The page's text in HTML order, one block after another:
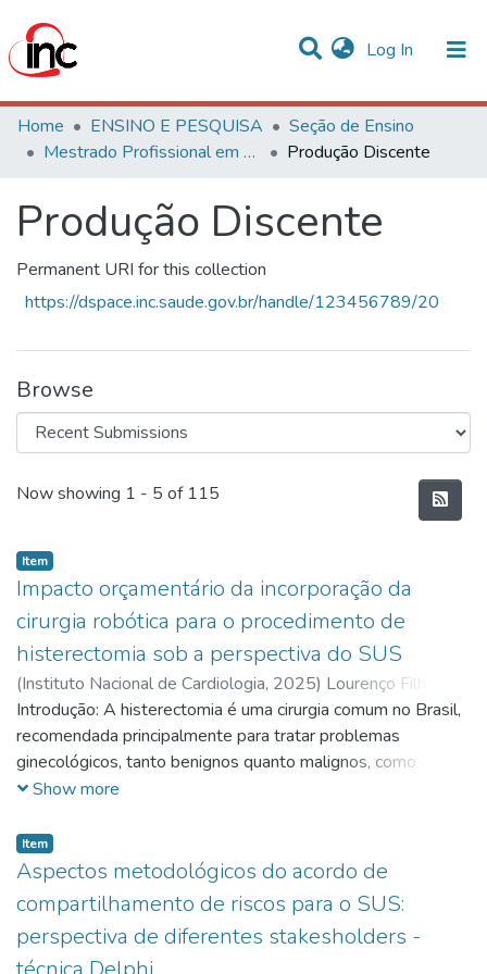
Log In (current)
Communities & Collections
All of DSpace
Home ENSINO E PESQUISA
Seção de Ensino
Mestrado Profissional em Avaliação de Tecnologias em Saúde
Produção Discente
Produção Discente
Permanent URI for this collection
https://dspace.inc.saude.gov.br/handle/123456789/20
Browse
Recent Submissions
Now showing 1 - 5 of 115
Item
Impacto orçamentário da incorporação da
cirurgia robótica para o procedimento de
histerectomia sob a perspectiva do SUS
(Instituto Nacional de Cardiologia, 2025) Lourenço Filho,
Ticiano de
Introdução: A histerectomia é uma cirurgia comum no Brasil,
recomendada principalmente para tratar problemas
ginecológicos, tanto benignos quanto malignos, como
miomas, endometriose, adenomiose e diferentes tipos de
é a segunda cirurgia mais realizada entre mulheres em idade
reprodutiva, ficando atrás apenas das cesarianas. Entre
2019 e 2023, foram feitas 502.226 histerectomias no
SUS, com um custo total de aproximadamente 640 milhões
de reais. Nos últimos anos, a cirurgia robótica tem sido
Show more
Item
Aspectos metodológicos do acordo de
compartilhamento de riscos para o SUS:
perspectiva de diferentes stakesholders -